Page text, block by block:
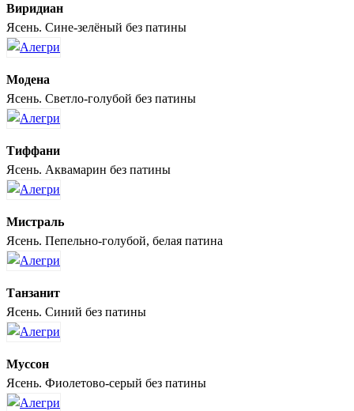
Виридиан
Ясень. Сине-зелёный без патины
Модена
Ясень. Светло-голубой без патины
Тиффани
Ясень. Аквамарин без патины
Мистраль
Ясень. Пепельно-голубой, белая патина
Танзанит
Ясень. Синий без патины
Муссон
Ясень. Фиолетово-серый без патины